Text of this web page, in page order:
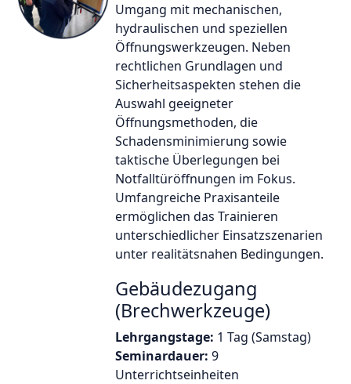
Umgang mit mechanischen,
hydraulischen und speziellen
Öffnungswerkzeugen. Neben
rechtlichen Grundlagen und
Sicherheitsaspekten stehen die
Auswahl geeigneter
Öffnungsmethoden, die
Schadensminimierung sowie
taktische Überlegungen bei
Notfalltüröffnungen im Fokus.
Umfangreiche Praxisanteile
ermöglichen das Trainieren
unterschiedlicher Einsatzszenarien
unter realitätsnahen Bedingungen.
Gebäudezugang
(Brechwerkzeuge)
Lehrgangstage: 1 Tag (Samstag)
Seminardauer: 9
Unterrichtseinheiten